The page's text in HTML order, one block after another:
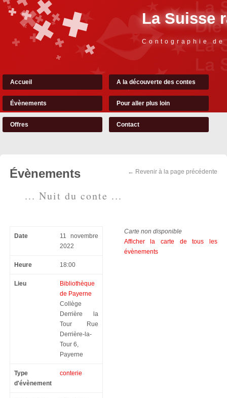
La Suisse
Contographie
Accueil A la découverte des contes
Évènements Pour aller plus loin
Offres Contact
← Revenir à la page précédente
Évènements
... Nuit du conte ...
Date
11 novembre
2022
Heure 18:00
Lieu
Bibliothèque
de Payerne
Collège
Derrière la
Tour Rue
Derrière-la-
Tour 6,
Payerne
Type
d'évènement
conterie
Carte non disponible
Afficher la carte de tous les
évènements